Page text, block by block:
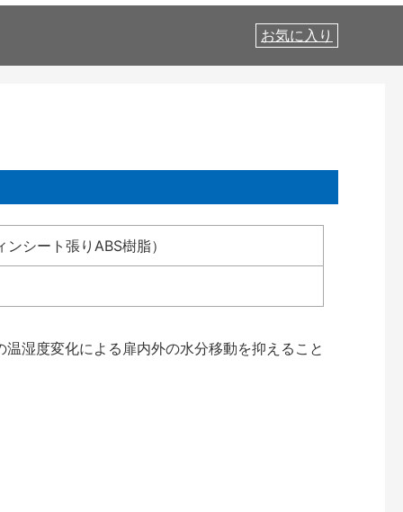
お気に入り
シート張りABS樹脂）
湿度変化による扉内外の水分移動を抑えること